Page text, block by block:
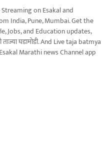
on Esakal and
India, Pune, Mumbai. Get the
Jobs, and Education updates,
ताज्या घडामोडी. And Live taja batmya
Marathi news Channel app